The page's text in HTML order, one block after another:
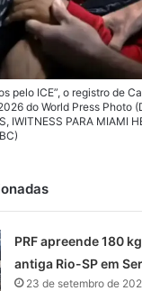
pelo ICE”, o registro de
do World Press Photo
IWITNESS PARA MIAMI
PRF apreende 180
antiga Rio-SP em
23 de setembro de